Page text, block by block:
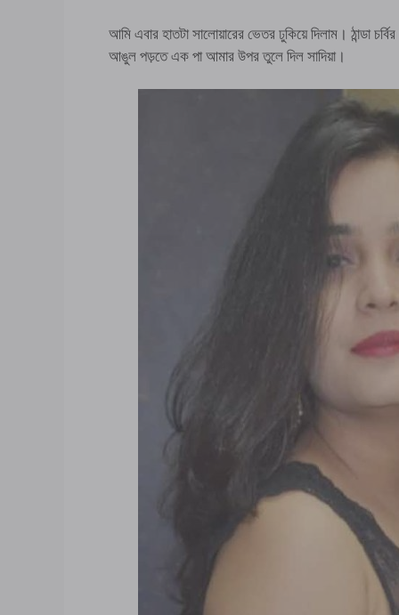
আমি এবার হাতটা সালোয়ারের ভেতর ঢুকিয়ে দিলাম। ঠান্ডা
আঙুল পড়তে এক পা আমার উপর তুলে দিল সাদিয়া।